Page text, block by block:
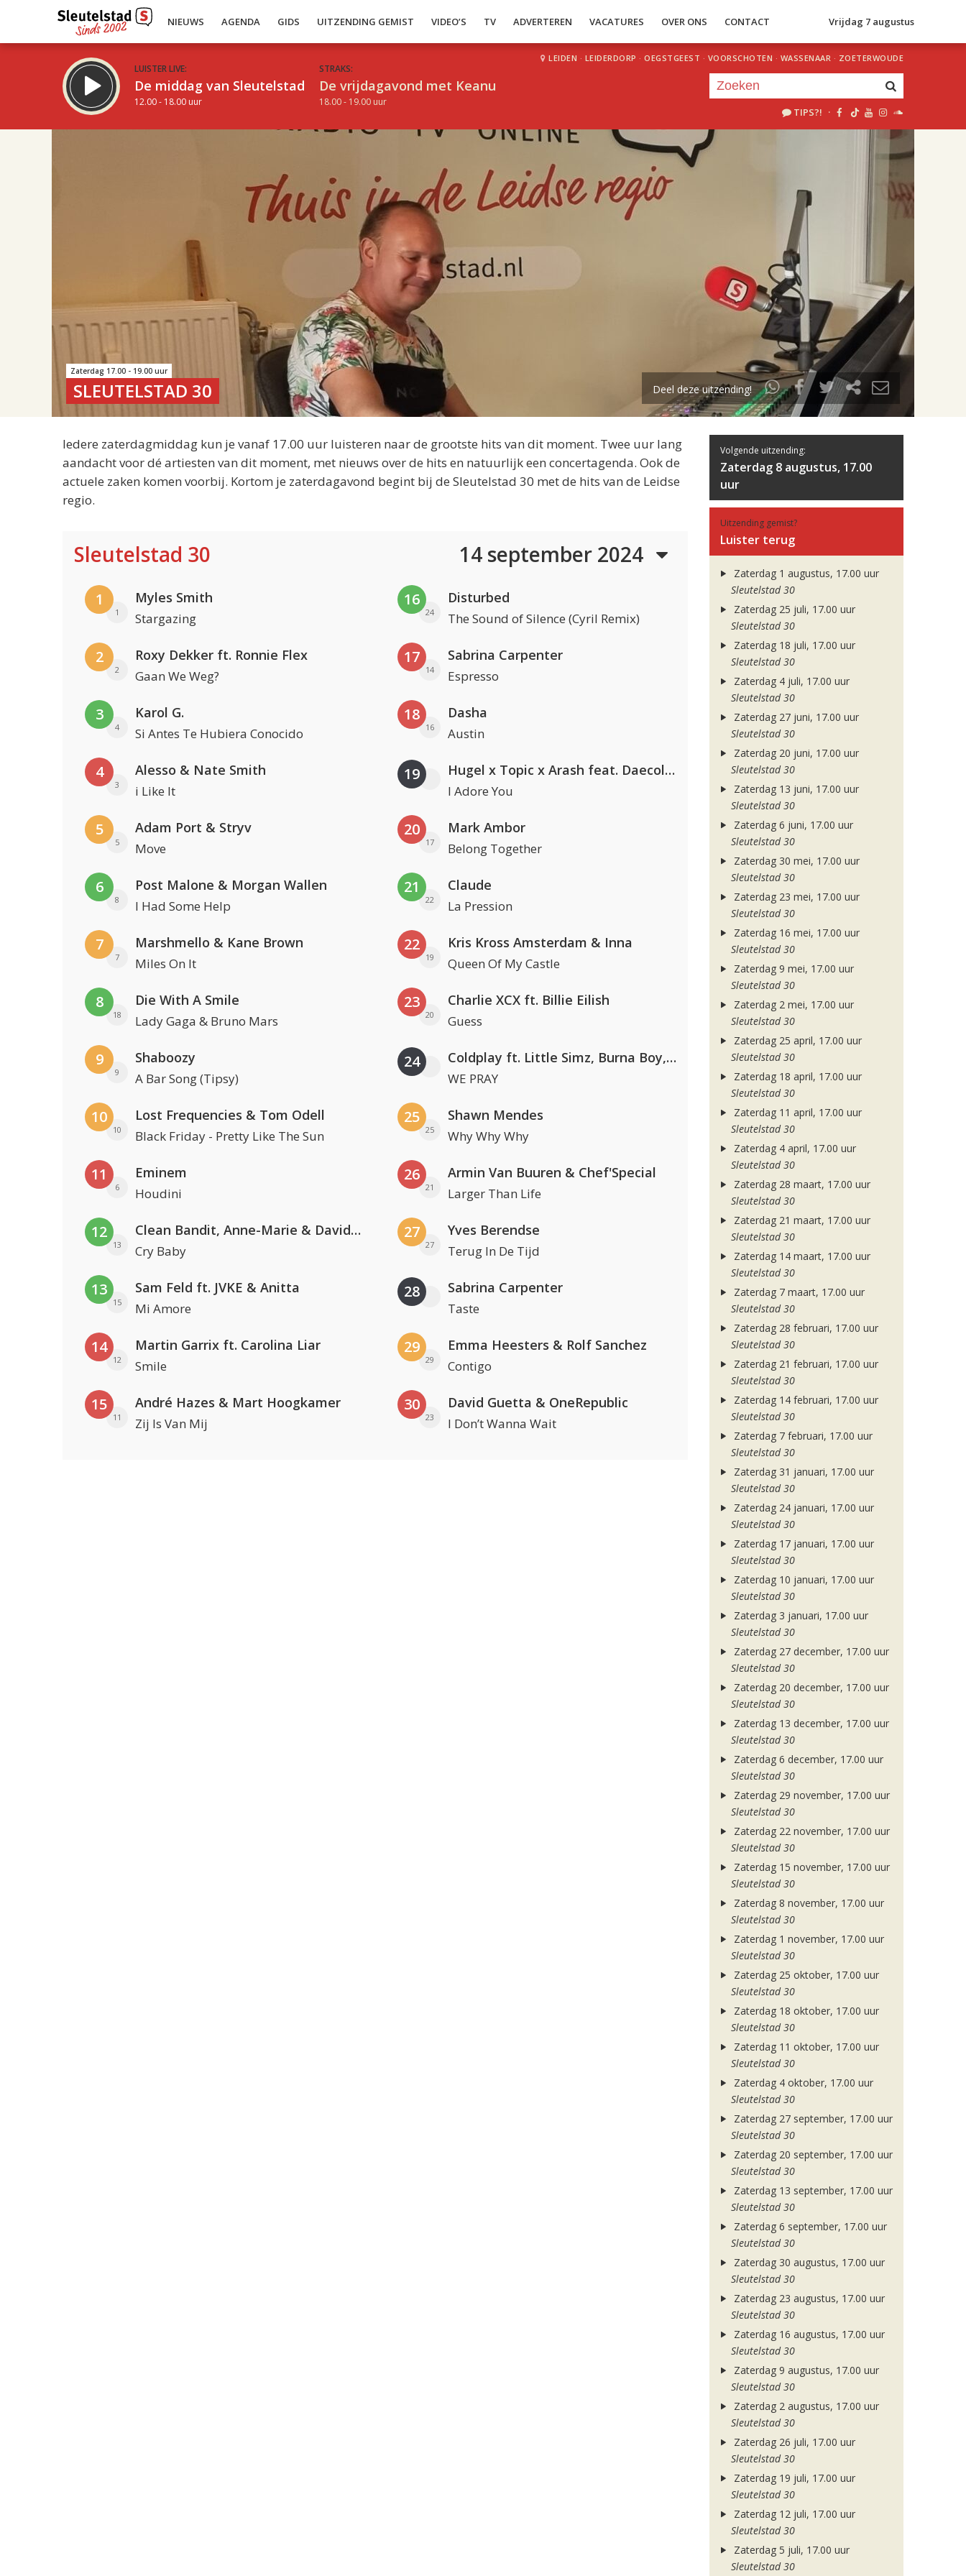
NIEUWS AGENDA GIDS UITZENDING GEMIST VIDEO’S TV ADVERTEREN VACATURES OVER ONS CONTACT Vrijdag 7 augustus
LUISTER LIVE:
De middag van Sleutelstad
12.00 - 18.00 uur
STRAKS:
De vrijdagavond met Keanu
18.00 - 19.00 uur
LEIDEN · LEIDERDORP · OEGSTGEEST · VOORSCHOTEN · WASSENAAR · ZOETERWOUDE
TIPS?! ·
uur 1 van 2
Volgend uur
Zaterdag 17.00 - 19.00 uur
SLEUTELSTAD 30 Deel deze uitzending!
Iedere zaterdagmiddag kun je vanaf 17.00 uur luisteren naar de grootste hits van dit moment. Twee uur lang
aandacht voor dé artiesten van dit moment, met nieuws over de hits en natuurlijk een concertagenda. Ook de
actuele zaken komen voorbij. Kortom je zaterdagavond begint bij de Sleutelstad 30 met de hits van de Leidse
regio.
Sleutelstad 30 14 september 2024
1
1
Myles Smith
Stargazing
2
2
Roxy Dekker ft. Ronnie Flex
Gaan We Weg?
3
4
Karol G.
Si Antes Te Hubiera Conocido
4
3
Alesso & Nate Smith
i Like It
5
5
Adam Port & Stryv
Move
6
8
Post Malone & Morgan Wallen
I Had Some Help
7
7
Marshmello & Kane Brown
Miles On It
8
18
Die With A Smile
Lady Gaga & Bruno Mars
9
9
Shaboozy
A Bar Song (Tipsy)
10
10
Lost Frequencies & Tom Odell
Black Friday - Pretty Like The Sun
11
6
Eminem
Houdini
12
13
Clean Bandit, Anne-Marie & David Guetta
Cry Baby
13
15
Sam Feld ft. JVKE & Anitta
Mi Amore
14
12
Martin Garrix ft. Carolina Liar
Smile
15
11
André Hazes & Mart Hoogkamer
Zij Is Van Mij
16
24
Disturbed
The Sound of Silence (Cyril Remix)
17
14
Sabrina Carpenter
Espresso
18
16
Dasha
Austin
19 Hugel x Topic x Arash feat. Daecolm
I Adore You
20
17
Mark Ambor
Belong Together
21
22
Claude
La Pression
22
19
Kris Kross Amsterdam & Inna
Queen Of My Castle
23
20
Charlie XCX ft. Billie Eilish
Guess
24 Coldplay ft. Little Simz, Burna Boy, Elyanna & Tini
WE PRAY
25
25
Shawn Mendes
Why Why Why
26
21
Armin Van Buuren & Chef'Special
Larger Than Life
27
27
Yves Berendse
Terug In De Tijd
28 Sabrina Carpenter
Taste
29
29
Emma Heesters & Rolf Sanchez
Contigo
30
23
David Guetta & OneRepublic
I Don’t Wanna Wait
Volgende uitzending:
Zaterdag 8 augustus, 17.00
uur
Uitzending gemist?
Luister terug
Zaterdag 1 augustus, 17.00 uur
Sleutelstad 30
Zaterdag 25 juli, 17.00 uur
Sleutelstad 30
Zaterdag 18 juli, 17.00 uur
Sleutelstad 30
Zaterdag 4 juli, 17.00 uur
Sleutelstad 30
Zaterdag 27 juni, 17.00 uur
Sleutelstad 30
Zaterdag 20 juni, 17.00 uur
Sleutelstad 30
Zaterdag 13 juni, 17.00 uur
Sleutelstad 30
Zaterdag 6 juni, 17.00 uur
Sleutelstad 30
Zaterdag 30 mei, 17.00 uur
Sleutelstad 30
Zaterdag 23 mei, 17.00 uur
Sleutelstad 30
Zaterdag 16 mei, 17.00 uur
Sleutelstad 30
Zaterdag 9 mei, 17.00 uur
Sleutelstad 30
Zaterdag 2 mei, 17.00 uur
Sleutelstad 30
Zaterdag 25 april, 17.00 uur
Sleutelstad 30
Zaterdag 18 april, 17.00 uur
Sleutelstad 30
Zaterdag 11 april, 17.00 uur
Sleutelstad 30
Zaterdag 4 april, 17.00 uur
Sleutelstad 30
Zaterdag 28 maart, 17.00 uur
Sleutelstad 30
Zaterdag 21 maart, 17.00 uur
Sleutelstad 30
Zaterdag 14 maart, 17.00 uur
Sleutelstad 30
Zaterdag 7 maart, 17.00 uur
Sleutelstad 30
Zaterdag 28 februari, 17.00 uur
Sleutelstad 30
Zaterdag 21 februari, 17.00 uur
Sleutelstad 30
Zaterdag 14 februari, 17.00 uur
Sleutelstad 30
Zaterdag 7 februari, 17.00 uur
Sleutelstad 30
Zaterdag 31 januari, 17.00 uur
Sleutelstad 30
Zaterdag 24 januari, 17.00 uur
Sleutelstad 30
Zaterdag 17 januari, 17.00 uur
Sleutelstad 30
Zaterdag 10 januari, 17.00 uur
Sleutelstad 30
Zaterdag 3 januari, 17.00 uur
Sleutelstad 30
Zaterdag 27 december, 17.00 uur
Sleutelstad 30
Zaterdag 20 december, 17.00 uur
Sleutelstad 30
Zaterdag 13 december, 17.00 uur
Sleutelstad 30
Zaterdag 6 december, 17.00 uur
Sleutelstad 30
Zaterdag 29 november, 17.00 uur
Sleutelstad 30
Zaterdag 22 november, 17.00 uur
Sleutelstad 30
Zaterdag 15 november, 17.00 uur
Sleutelstad 30
Zaterdag 8 november, 17.00 uur
Sleutelstad 30
Zaterdag 1 november, 17.00 uur
Sleutelstad 30
Zaterdag 25 oktober, 17.00 uur
Sleutelstad 30
Zaterdag 18 oktober, 17.00 uur
Sleutelstad 30
Zaterdag 11 oktober, 17.00 uur
Sleutelstad 30
Zaterdag 4 oktober, 17.00 uur
Sleutelstad 30
Zaterdag 27 september, 17.00 uur
Sleutelstad 30
Zaterdag 20 september, 17.00 uur
Sleutelstad 30
Zaterdag 13 september, 17.00 uur
Sleutelstad 30
Zaterdag 6 september, 17.00 uur
Sleutelstad 30
Zaterdag 30 augustus, 17.00 uur
Sleutelstad 30
Zaterdag 23 augustus, 17.00 uur
Sleutelstad 30
Zaterdag 16 augustus, 17.00 uur
Sleutelstad 30
Zaterdag 9 augustus, 17.00 uur
Sleutelstad 30
Zaterdag 2 augustus, 17.00 uur
Sleutelstad 30
Zaterdag 26 juli, 17.00 uur
Sleutelstad 30
Zaterdag 19 juli, 17.00 uur
Sleutelstad 30
Zaterdag 12 juli, 17.00 uur
Sleutelstad 30
Zaterdag 5 juli, 17.00 uur
Sleutelstad 30